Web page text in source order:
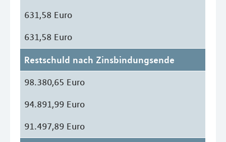
631,58 Euro
631,58 Euro
Restschuld nach Zinsbindungsende
98.380,65 Euro
94.891,99 Euro
91.497,89 Euro